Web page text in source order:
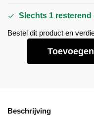
Slechts 1 resterend
Bestel dit product en
Beschrijving